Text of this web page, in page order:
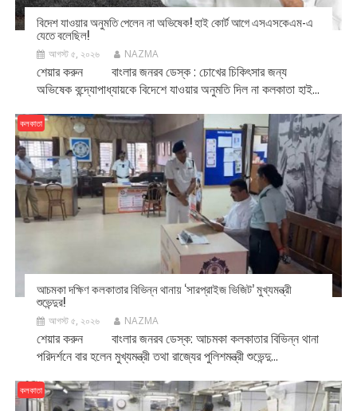
বিদেশ যাওয়ার অনুমতি পেলেন না অভিষেক! হাই কোর্ট আগে এসএসকেএম-এ
যেতে বলেছিল!
আগস্ট ৫, ২০২৬ NAZMA
শেয়ার করুন বাংলার জনরব ডেস্ক : চোখের চিকিৎসার জন্য
অভিষেক বন্দ্যোপাধ্যায়কে বিদেশে যাওয়ার অনুমতি দিল না কলকাতা হাই...
কলকাতা
আচমকা দক্ষিণ কলকাতার বিভিন্ন থানায় ‘সারপ্রাইজ ভিজিট’ মুখ্যমন্ত্রী
শুভেন্দুর!
আগস্ট ৫, ২০২৬ NAZMA
শেয়ার করুন বাংলার জনরব ডেস্ক: আচমকা কলকাতার বিভিন্ন থানা
পরিদর্শনে বার হলেন মুখ্যমন্ত্রী তথা রাজ্যের পুলিশমন্ত্রী শুভেন্দু...
কলকাতা